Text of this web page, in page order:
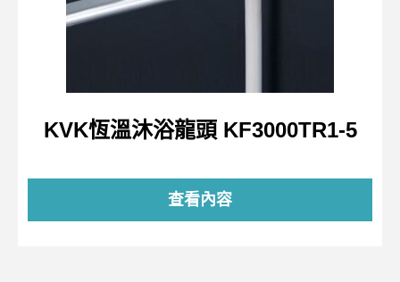
KVK恆溫沐浴龍頭 KF3000TR1-5
查看內容